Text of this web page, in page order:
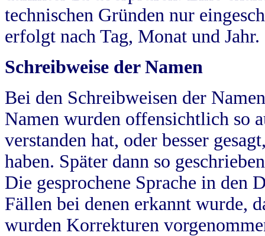
technischen Gründen nur
erfolgt nach Tag, Monat und Jahr.
Schreibweise der Namen
Bei den Schreibweisen der
Namen wurden offensichtlich so
verstanden hat, oder besser
haben. Später dann so
Die gesprochene Sprache in
Fällen bei denen erkannt wurde,
wurden Korrekturen